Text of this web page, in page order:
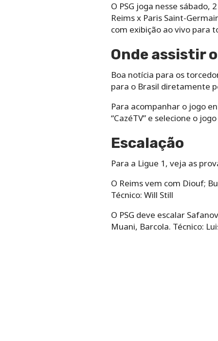
O PSG joga nesse
Reims x Paris Saint-
com exibição ao vivo para
Onde assistir
Boa notícia para os
para o Brasil diretamente
Para acompanhar o jogo
“CazéTV” e selecione o
Escalação
Para a Ligue 1, veja as
O Reims vem com Diouf;
Técnico: Will Still
O PSG deve escalar
Muani, Barcola. Técnico: